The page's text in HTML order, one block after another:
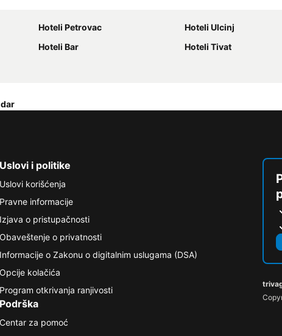
Hoteli Petrovac
Hoteli Ulcinj
Hoteli Bar
Hoteli Tivat
Uslovi i politike
Uslovi korišćenja
Pravne informacije
Izjava o pristupačnosti
Obaveštenje o privatnosti
Informacije o Zakonu o digitalnim uslugama (DSA)
Opcije kolačića
Program otkrivanja ranjivosti
Podrška
Centar za pomoć